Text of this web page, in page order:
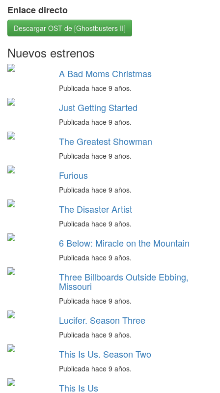
Enlace directo
Descargar OST de [Ghostbusters II]
Nuevos estrenos
A Bad Moms Christmas
Publicada hace 9 años.
Just Getting Started
Publicada hace 9 años.
The Greatest Showman
Publicada hace 9 años.
Furious
Publicada hace 9 años.
The Disaster Artist
Publicada hace 9 años.
6 Below: Miracle on the Mountain
Publicada hace 9 años.
Three Billboards Outside Ebbing,
Missouri
Publicada hace 9 años.
Lucifer. Season Three
Publicada hace 9 años.
This Is Us. Season Two
Publicada hace 9 años.
This Is Us